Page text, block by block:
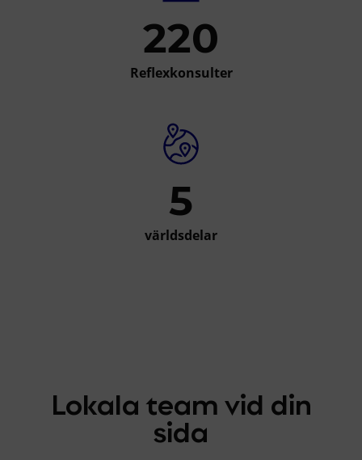
220
Reflexkonsulter
5
världsdelar
Lokala team vid din
sida